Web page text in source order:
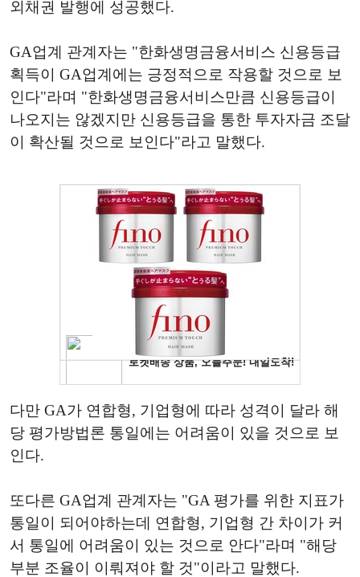
외채권 발행에 성공했다.
GA업계 관계자는 "한화생명금융서비스 신용등급
획득이 GA업계에는 긍정적으로 작용할 것으로 보
인다"라며 "한화생명금융서비스만큼 신용등급이
나오지는 않겠지만 신용등급을 통한 투자자금 조달
이 확산될 것으로 보인다"라고 말했다.
다만 GA가 연합형, 기업형에 따라 성격이 달라 해
당 평가방법론 통일에는 어려움이 있을 것으로 보
인다.
또다른 GA업계 관계자는 "GA 평가를 위한 지표가
통일이 되어야하는데 연합형, 기업형 간 차이가 커
서 통일에 어려움이 있는 것으로 안다"라며 "해당
부분 조율이 이뤄져야 할 것"이라고 말했다.